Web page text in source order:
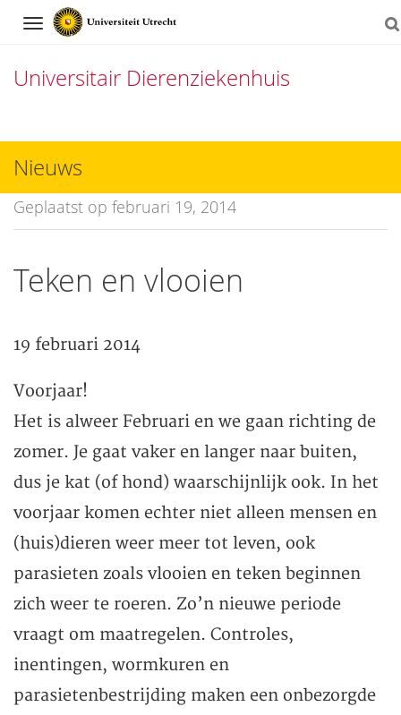
Navigation
Universitair Dierenziekenhuis
naar
inhoud
Nieuws
Geplaatst op februari 19, 2014
Teken en vlooien
19 februari 2014
Voorjaar!
Het is alweer Februari en we gaan richting de
zomer. Je gaat vaker en langer naar buiten,
dus je kat (of hond) waarschijnlijk ook. In het
voorjaar komen echter niet alleen mensen en
(huis)dieren weer meer tot leven, ook
parasieten zoals vlooien en teken beginnen
zich weer te roeren. Zo’n nieuwe periode
vraagt om maatregelen. Controles,
inentingen, wormkuren en
parasietenbestrijding maken een onbezorgde